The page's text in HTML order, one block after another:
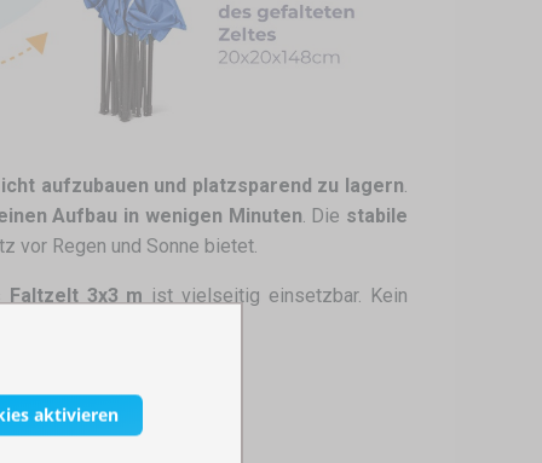
aufzubauen und platzsparend zu lagern.
Aufbau in wenigen Minuten. Die stabile
vor Regen und Sonne bietet.
Faltzelt 3x3 m ist vielseitig einsetzbar. Kein
aktivieren